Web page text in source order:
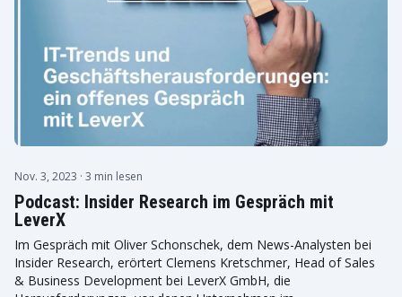
Nov. 3, 2023 · 3 min lesen
Podcast: Insider Research im Gespräch mit
LeverX
Im Gespräch mit Oliver Schonschek, dem News-Analysten bei
Insider Research, erörtert Clemens Kretschmer, Head of Sales
& Business Development bei LeverX GmbH, die